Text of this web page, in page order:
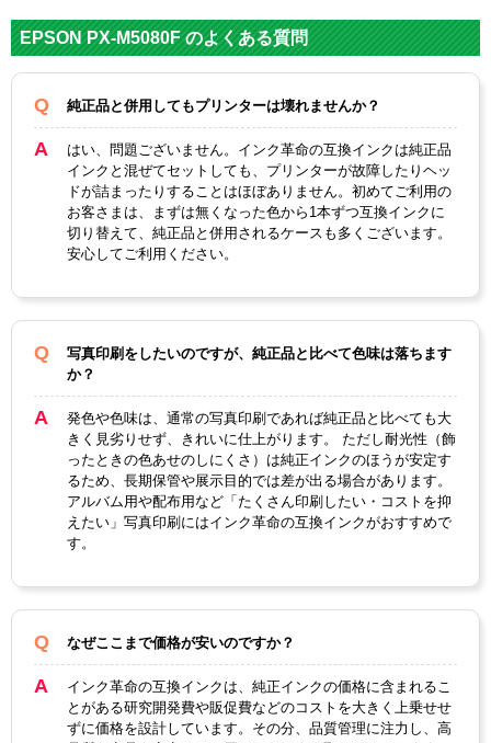
EPSON PX-M5080F のよくある質問
純正品と併用してもプリンターは壊れませんか？
はい、問題ございません。インク革命の互換インクは純正品
インクと混ぜてセットしても、プリンターが故障したりヘッ
ドが詰まったりすることはほぼありません。初めてご利用の
お客さまは、まずは無くなった色から1本ずつ互換インクに
切り替えて、純正品と併用されるケースも多くございます。
安心してご利用ください。
写真印刷をしたいのですが、純正品と比べて色味は落ちます
か？
発色や色味は、通常の写真印刷であれば純正品と比べても大
きく見劣りせず、きれいに仕上がります。 ただし耐光性（飾
ったときの色あせのしにくさ）は純正インクのほうが安定す
るため、長期保管や展示目的では差が出る場合があります。
アルバム用や配布用など「たくさん印刷したい・コストを抑
えたい」写真印刷にはインク革命の互換インクがおすすめで
す。
なぜここまで価格が安いのですか？
インク革命の互換インクは、純正インクの価格に含まれるこ
とがある研究開発費や販促費などのコストを大きく上乗せせ
ずに価格を設計しています。その分、品質管理に注力し、高